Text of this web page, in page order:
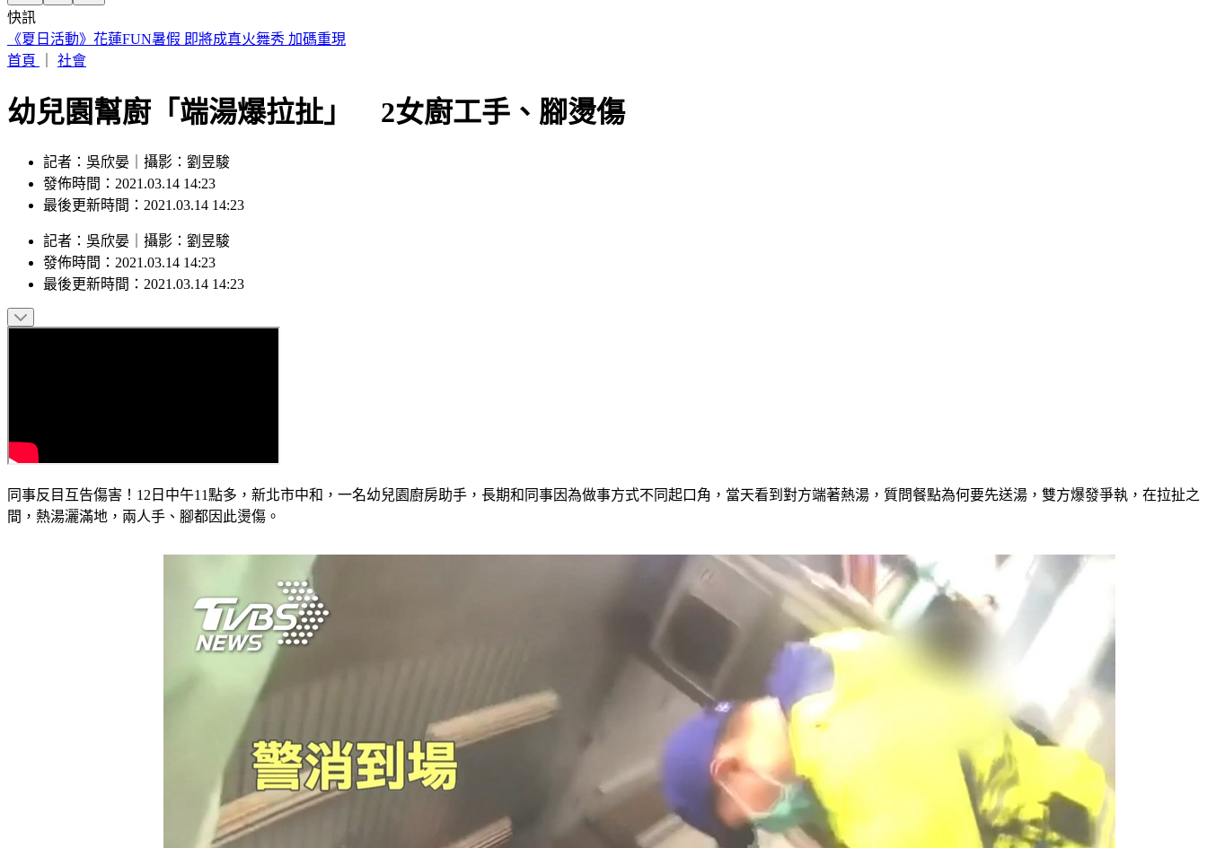
快訊
《夏日活動》花蓮FUN暑假 即將成真火舞秀 加碼重現
首頁
社會
幼兒園幫廚「端湯爆拉扯」 2女廚工手、腳燙傷
記者：吳欣晏｜攝影：劉昱駿
發佈時間：2021.03.14 14:23
最後更新時間：2021.03.14 14:23
記者 ： 吳欣晏 攝影 ： 劉昱駿
發佈時間： 2021.03.14 14:23
最後更新時間： 2021.03.14 14:23
同事反目互告傷害！12日中午11點多，新北市中和，一名幼兒園廚房助手，長期和同事因為做事方式不同起口角，當天看到對方端著熱湯，質問餐點為何要先送湯，雙方爆發爭執，在拉扯之
間，熱湯灑滿地，兩人手、腳都因此燙傷。